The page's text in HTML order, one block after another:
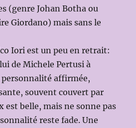
(genre Johan Botha ou
Giordano) mais sans le
Iori est un peu en retrait:
de Michele Pertusi à
personnalité affirmée,
souvent couvert par
est belle, mais ne sonne pas
reste fade. Une